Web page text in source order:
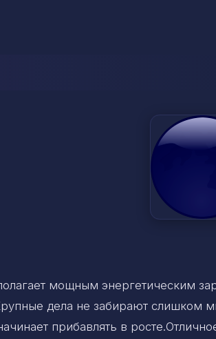
мощным энергетическим
дела не забирают слишком
прибавлять в